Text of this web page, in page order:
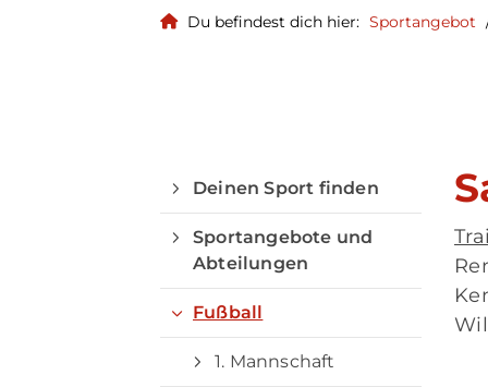
Du befindest dich hier: Sportangebot
Deinen Sport finden
Sportangebote und
Abteilungen
Fußball
1. Mannschaft
Quicklinks
Sportangebote finden
Unser Sportangebot
Sportsuche